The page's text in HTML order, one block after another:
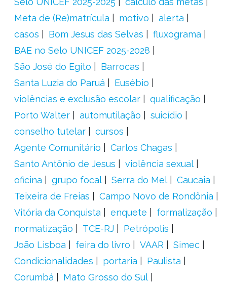
Meta de (Re)matrícula
motivo
alerta
casos
Bom Jesus das Selvas
fluxograma
BAE no Selo UNICEF 2025-2028
São José do Egito
Barrocas
Santa Luzia do Paruá
Eusébio
violências e exclusão escolar
qualificação
Porto Walter
automutilação
suicídio
conselho tutelar
cursos
Agente Comunitário
Carlos Chagas
Santo Antônio de Jesus
violência sexual
oficina
grupo focal Serra do Mel
Caucaia
Teixeira de Freias
Campo Novo de Rondônia
Vitória da Conquista
enquete
formalização
normatização
TCE-RJ
Petrópolis
João Lisboa
feira do livro VAAR
Simec
Condicionalidades
portaria
Paulista
Corumbá
Mato Grosso do Sul